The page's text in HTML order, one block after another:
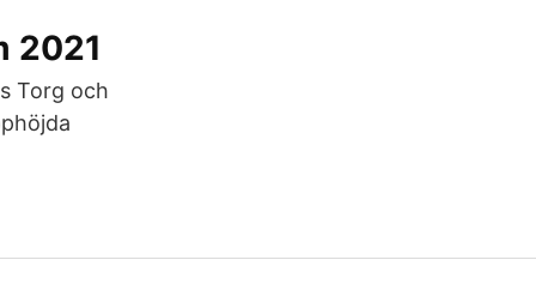
2021
Torg och